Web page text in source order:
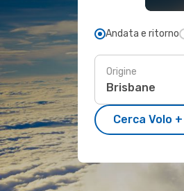
Andata e ritorno
Origine
Cerca Volo